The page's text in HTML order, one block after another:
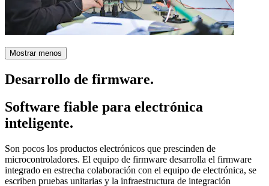
Mostrar menos
Desarrollo de firmware.
Software fiable para electrónica
inteligente.
Son pocos los productos electrónicos que prescinden de
microcontroladores. El equipo de firmware desarrolla el firmware
integrado en estrecha colaboración con el equipo de electrónica, se
escriben pruebas unitarias y la infraestructura de integración